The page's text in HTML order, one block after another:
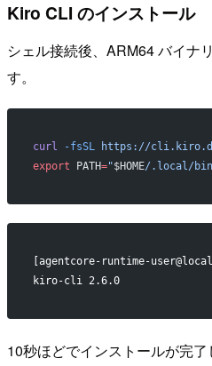
Kiro CLI のインストール
シェル接続後、ARM64 バイナ
す。
curl -fsSL https://
export PATH="$HOME/.local/
[agentcore-runtime-
kiro-cli 2.6.0
10秒ほどでインストールが完